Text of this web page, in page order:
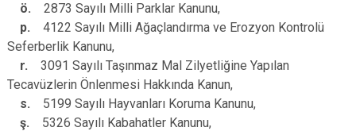
ö. 2873 Sayılı Milli Parklar Kanunu,
p. 4122 Sayılı Milli Ağaçlandırma ve Erozyon Kontrolü
Seferberlik Kanunu,
r. 3091 Sayılı Taşınmaz Mal Zilyetliğine Yapılan
Tecavüzlerin Önlenmesi Hakkında Kanun,
s. 5199 Sayılı Hayvanları Koruma Kanunu,
ş.
5326 Sayılı Kabahatler Kanunu,